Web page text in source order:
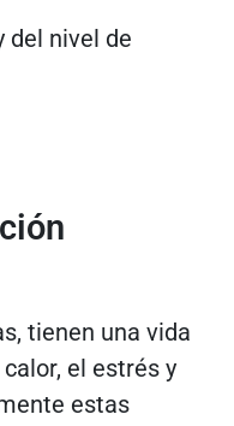
del nivel de
tienen una vida
el estrés y
estas